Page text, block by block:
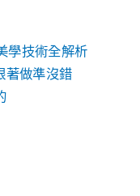
學技術全解析
著做準沒錯